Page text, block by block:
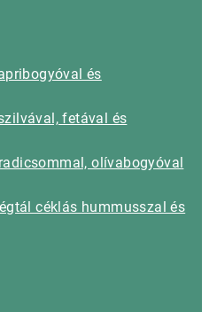
és
fetával és
olívabogyóval
céklás hummusszal és